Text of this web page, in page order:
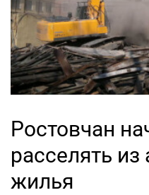
Ростовчан
расселять из
жилья